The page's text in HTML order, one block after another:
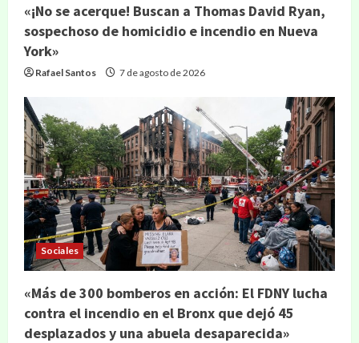
«¡No se acerque! Buscan a Thomas David Ryan,
sospechoso de homicidio e incendio en Nueva
York»
Rafael Santos 7 de agosto de 2026
Sociales
«Más de 300 bomberos en acción: El FDNY lucha
contra el incendio en el Bronx que dejó 45
desplazados y una abuela desaparecida»